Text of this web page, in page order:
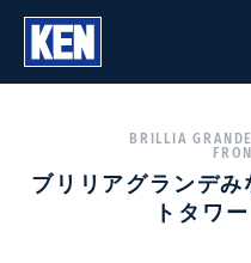
BRILLIA
ブリリアグランデ
トタワ